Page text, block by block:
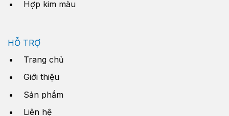
Hợp kim màu
HỖ TRỢ
Trang chủ
Giới thiệu
Sản phẩm
Liên hệ